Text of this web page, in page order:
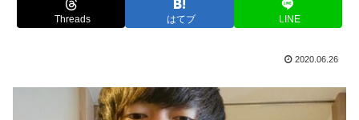
Threads はてブ LINE
2020.06.26